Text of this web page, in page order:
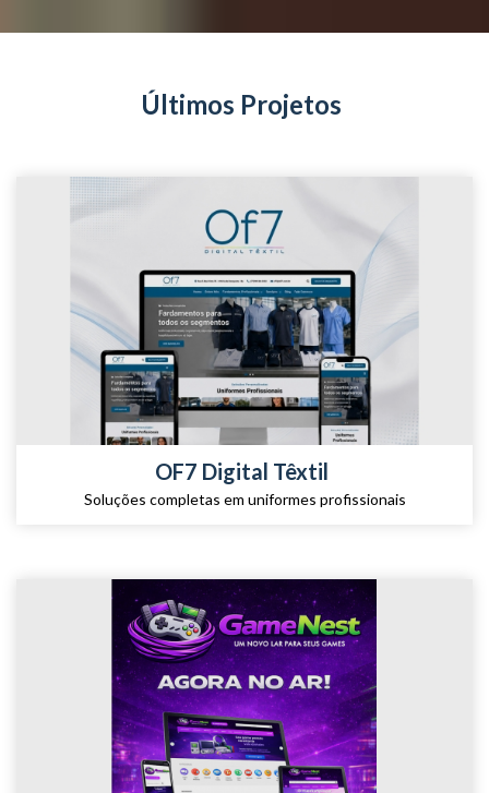
Últimos Projetos
OF7 Digital Têxtil
Soluções completas em uniformes profissionais